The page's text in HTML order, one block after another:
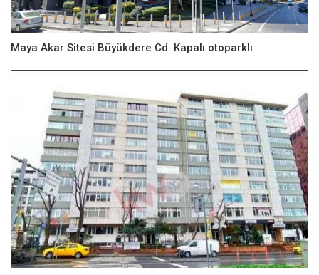
Maya Akar Sitesi Büyükdere Cd. Kapalı otoparklı